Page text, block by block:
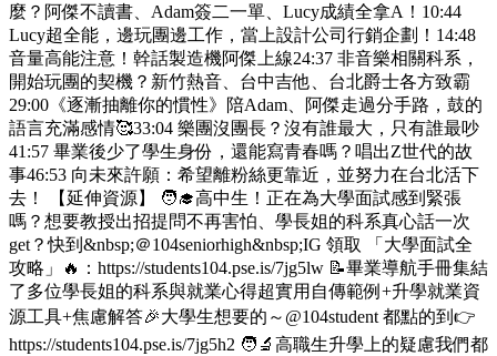
麼？阿傑不讀書、Adam簽二一單、Lucy成績全拿A！10:44
Lucy超全能，邊玩團邊工作，當上設計公司行銷企劃！14:48
音量高能注意！幹話製造機阿傑上線24:37 非音樂相關科系，
開始玩團的契機？新竹熱音、台中吉他、台北爵士各方致霸
29:00《逐漸抽離你的慣性》陪Adam、阿傑走過分手路，鼓的
語言充滿感情🥰33:04 樂團沒團長？沒有誰最大，只有誰最吵
41:57 畢業後少了學生身份，還能寫青春嗎？唱出Z世代的故
事46:53 向未來許願：希望離粉絲更靠近，並努力在台北活下
去！ 【延伸資源】 🧑‍🎓高中生！正在為大學面試感到緊張
嗎？想要教授出招提問不再害怕、學長姐的科系真心話一次
get？快到&nbsp;＠104seniorhigh&nbsp;IG 領取 「大學面試全
攻略」🔥：https://students104.pse.is/7jg5lw 📝畢業導航手冊集結
了多位學長姐的科系與就業心得超實用自傳範例+升學就業資
源工具+焦慮解答🎉大學生想要的～@104student 都點的到👉
https://students104.pse.is/7jg5h2 🧑‍🔬高職生升學上的疑慮我們都